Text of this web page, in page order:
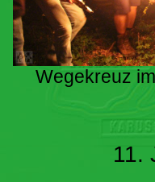
Wegekreuz
11.